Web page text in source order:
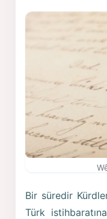
Bir süredir
Türk